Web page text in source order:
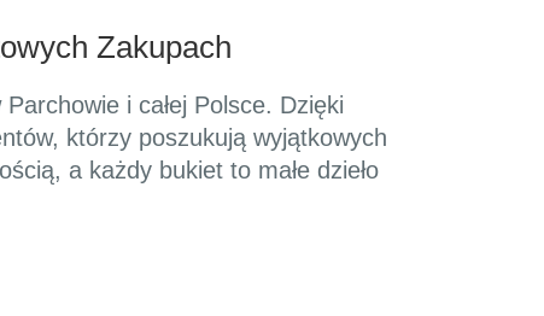
Zakupach
i całej Polsce. Dzięki
którzy poszukują wyjątkowych
a każdy bukiet to małe dzieło